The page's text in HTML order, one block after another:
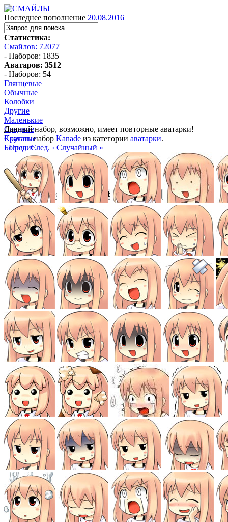
Последнее пополнение 20.08.2016
Статистика:
Смайлов: 72077
- Наборов: 1835
Аватаров: 3512
- Наборов: 54
Глянцевые
Обычные
Колобки
Другие
Маленькие
Средние
Крупные
Большие
Манга
Аниме
Трёхмерные
Алфавитные
ubb bb html ezd url
Данный набор, возможно, имеет повторные аватарки!
Скачатьнабор Kanade из категории аватарки.
‹ Пред. След. › Случайный »